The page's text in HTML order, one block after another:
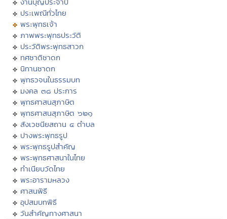
ประเพณีทั่วไทย
พระพุทธเจ้า
ภาพพระพุทธประวัติ
ประวัติพระพุทธสาวก
ทศชาติชาดก
นิทานชาดก
พุทธวจนในธรรมบท
มงคล ๓๘ ประการ
พุทธศาสนสุภาษิต
พุทธศาสนสุภาษิต ๖๒๑
สังเวชนียสถาน ๔ ตำบล
ปางพระพุทธรูป
พระพุทธรูปสำคัญ
พระพุทธศาสนาในไทย
ทำเนียบวัดไทย
พระอารามหลวง
ศาสนพิธี
อุปสมบทพิธี
วันสำคัญทางศาสนา